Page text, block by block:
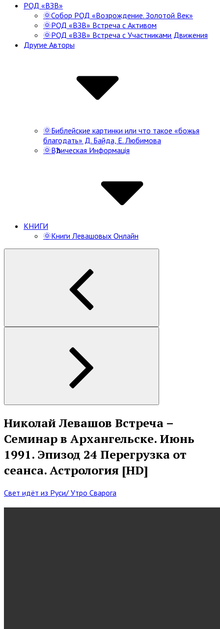
РОД «ВЗВ»
🌞Собор РОД «Возрождение. Золотой Век»
🌞РОД «ВЗВ» Встреча с Активом
🌞РОД «ВЗВ» Встреча с Участниками Движения
Другие Авторы
🌞Библейские картинки или что такое «божья
благодать» Д. Байда, Е. Любимова
🌞ВѢдическая Информацiя
КНИГИ
🌞Книги Левашовых Онлайн
Николай Левашов Встреча –
Семинар в Архангельске. Июнь
1991. Эпизод 24 Перегрузка от
сеанса. Астрология [HD]
Свет идёт из Руси/ Утро Сварога